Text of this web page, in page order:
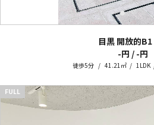
目黒 開放的B1
-円 / -円
徒歩5分 41.21㎡ 1LDK
FULL